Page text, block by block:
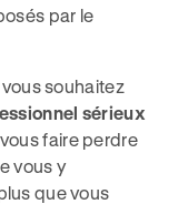
par le
souhaitez
sérieux
faire perdre
vous y
que vous